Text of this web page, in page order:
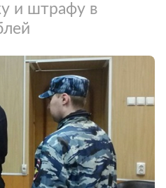
и штрафу в